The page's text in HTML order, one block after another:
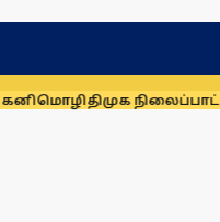
திமுக நிலைப்பாட்டை